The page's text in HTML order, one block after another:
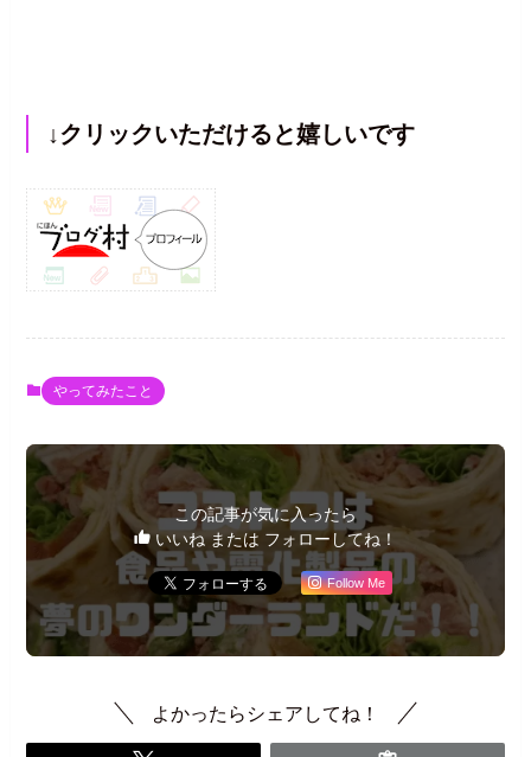
↓クリックいただけると嬉しいです
やってみたこと
この記事が気に入ったら
いいね または フォローしてね！
Follow Me
よかったらシェアしてね！